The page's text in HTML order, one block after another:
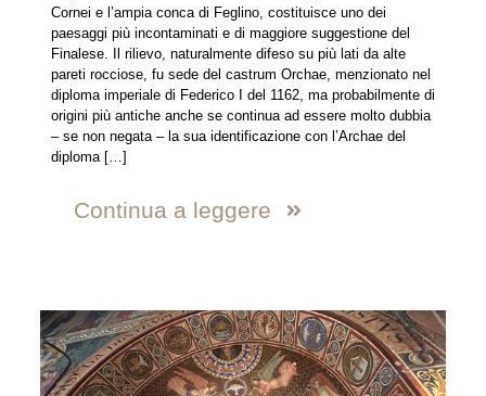
Cornei e l’ampia conca di Feglino, costituisce uno dei
paesaggi più incontaminati e di maggiore suggestione del
Finalese. Il rilievo, naturalmente difeso su più lati da alte
pareti rocciose, fu sede del castrum Orchae, menzionato nel
diploma imperiale di Federico I del 1162, ma probabilmente di
origini più antiche anche se continua ad essere molto dubbia
– se non negata – la sua identificazione con l’Archae del
diploma[…]
Continua a leggere